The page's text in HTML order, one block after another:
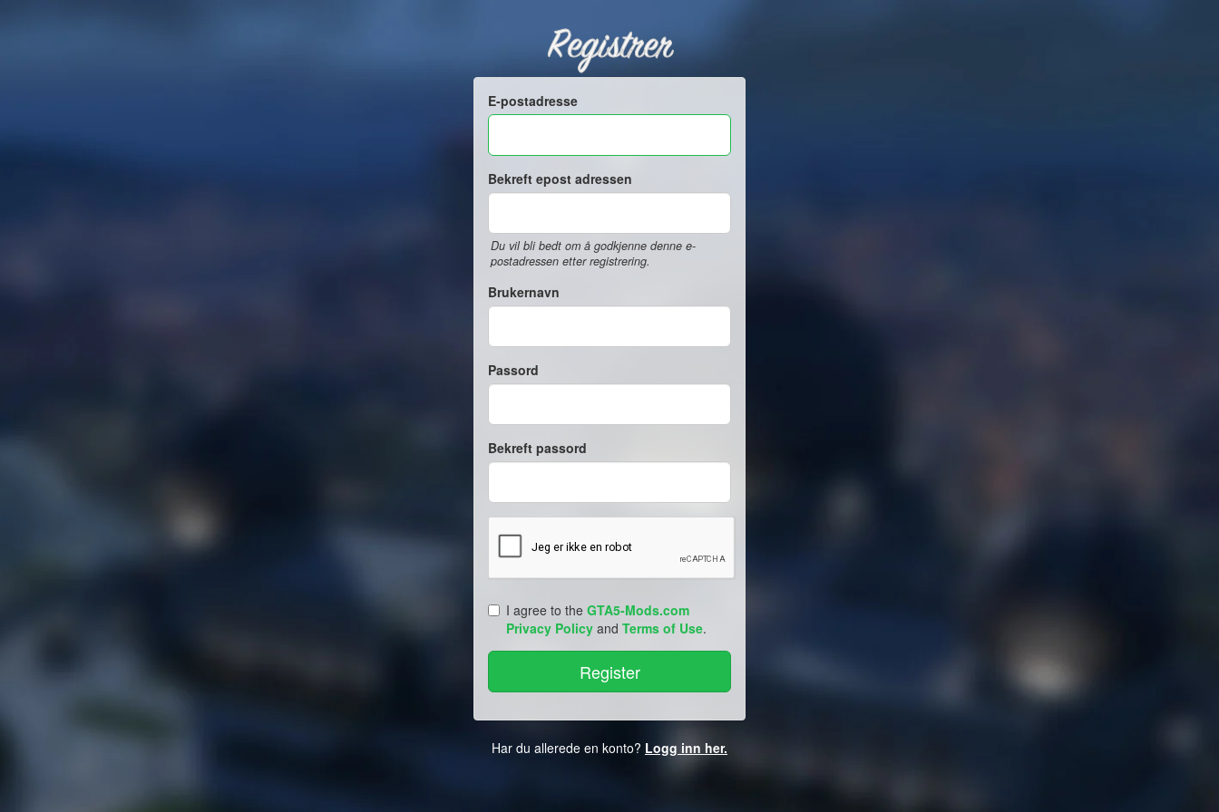
Registrer
E-postadresse
Bekreft epost adressen
Du vil bli bedt om å godkjenne denne e-
postadressen etter registrering.
Brukernavn
Passord
Bekreft passord
I agree to the GTA5-Mods.com
Privacy Policy and Terms of Use.
Har du allerede en konto? Logg inn her.